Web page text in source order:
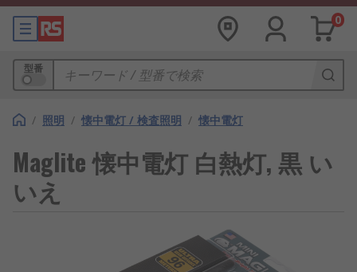
0
型番
/ 照明 / 懐中電灯 / 検査照明 / 懐中電灯
Maglite 懐中電灯 白熱灯, 黒 い
いえ